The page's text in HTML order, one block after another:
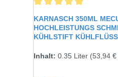
KARNASCH 350ML
HOCHLEISTUNGS
KÜHLSTIFT
Inhalt: 0.35 Liter (53,94